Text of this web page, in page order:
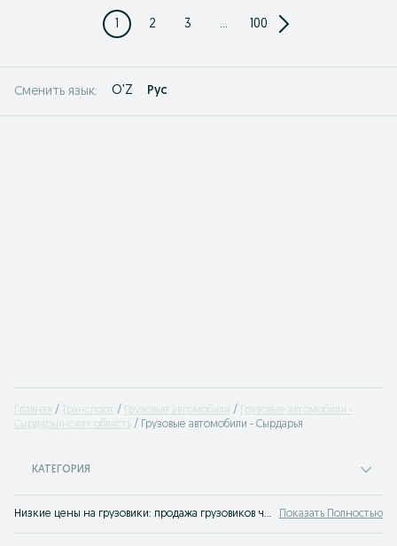
1 2 3 ... 100
Сменить язык: O'Z Рус
Главная Транспорт Грузовые автомобили
Грузовые автомобили -
Сырдарьинская область
Грузовые автомобили - Cырдарья
КАТЕГОРИЯ
Низкие цены на грузовики: продажа грузовиков через объявления в сервисе объявлений OLX.uz Cырдарья ✅ Купить грузовое авто по лучшим ценам и без посредников на OLX Показать Полностью